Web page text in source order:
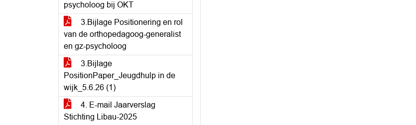
psycholoog bij OKT
3.Bijlage Positionering en rol
van de orthopedagoog-generalist
en gz-psycholoog
3.Bijlage
PositionPaper_Jeugdhulp in de
wijk_5.6.26 (1)
4. E-mail Jaarverslag
Stichting Libau-2025